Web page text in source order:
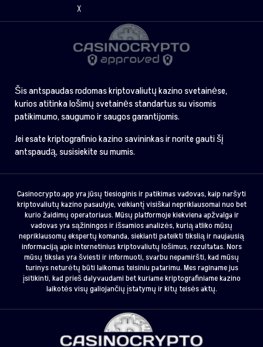
X
Šis antspaudas rodomas kriptovaliutų kazino svetainėse,
kurios atitinka lošimų svetainės standartus su visomis
patikimumo, saugumo ir saugos garantijomis.
Jei esate kriptografinio kazino savininkas ir norite gauti šį
antspaudą, susisiekite su mumis.
Casinocrypto.app yra jūsų tiesioginis ir patikimas vadovas, kaip naršyti
kriptovaliutų kazino pasaulyje, veikiantį visiškai nepriklausomai nuo bet
kurio žaidimų operatoriaus. Mūsų platformoje kiekviena apžvalga ir
vadovas yra sąžiningos ir išsamios analizės, kurią atliko mūsų
nepriklausomų ekspertų komanda, siekianti pateikti tikslią ir naujausią
informaciją apie internetinius kriptovaliutų lošimus, rezultatas. Nors
mūsų tikslas yra šviesti ir informuoti, svarbu nepamiršti, kad mūsų
turinys neturėtų būti laikomas teisiniu patarimu. Mes raginame jus
įsitikinti, kad prieš dalyvaudami bet kuriame kriptografiniame kazino
laikotės visų galiojančių įstatymų ir kitų teisės aktų.